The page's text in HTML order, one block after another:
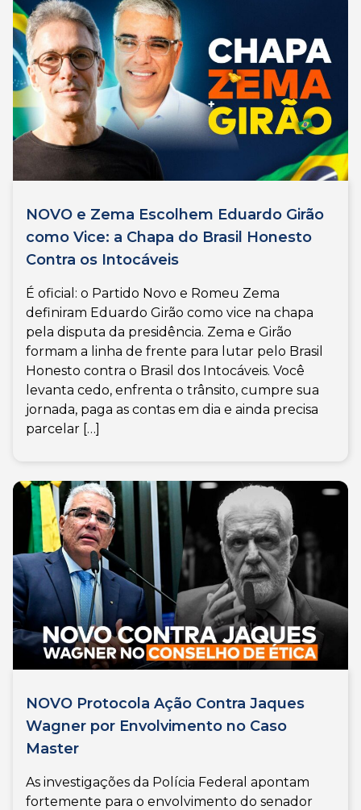
NOVO e Zema Escolhem Eduardo Girão
como Vice: a Chapa do Brasil Honesto
Contra os Intocáveis
É oficial: o Partido Novo e Romeu Zema
definiram Eduardo Girão como vice na chapa
pela disputa da presidência. Zema e Girão
formam a linha de frente para lutar pelo Brasil
Honesto contra o Brasil dos Intocáveis. Você
levanta cedo, enfrenta o trânsito, cumpre sua
jornada, paga as contas em dia e ainda precisa
parcelar […]
NOVO Protocola Ação Contra Jaques
Wagner por Envolvimento no Caso
Master
As investigações da Polícia Federal apontam
fortemente para o envolvimento do senador